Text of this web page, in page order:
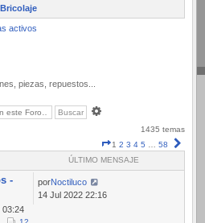
Bricolaje
activos
piezas, repuestos...
1435 temas
Página
1
1 2 3 4 5 … 58
ÚLTIMO MENSAJE
-
03:24
porNoctiluco
14 Jul 2022 22:16